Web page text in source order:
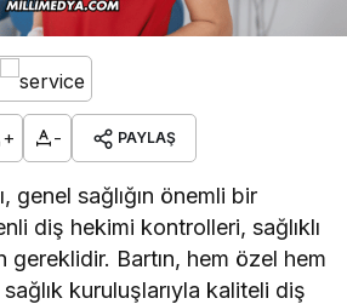
+ - PAYLAŞ
genel sağlığın önemli bir
diş hekimi kontrolleri, sağlıklı
gereklidir. Bartın, hem özel hem
kuruluşlarıyla kaliteli diş